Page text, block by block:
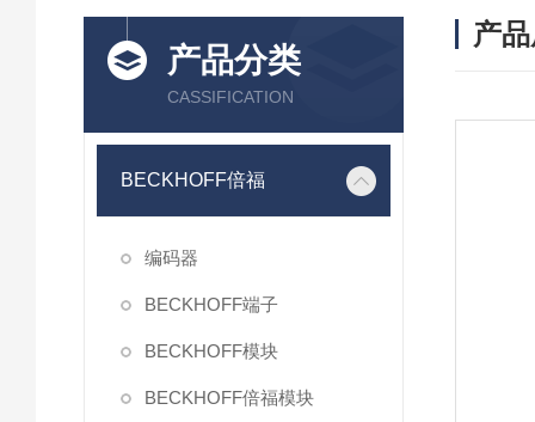
产品分类
CASSIFICATION
BECKHOFF倍福
编码器
BECKHOFF端子
BECKHOFF模块
BECKHOFF倍福模块
产